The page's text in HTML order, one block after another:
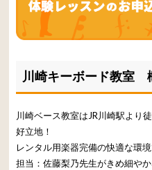
川崎キーボード教室
川崎ベース教室はJR川崎駅より
好立地！
レンタル用楽器完備の快適な環
担当：佐藤梨乃先生がきめ細や